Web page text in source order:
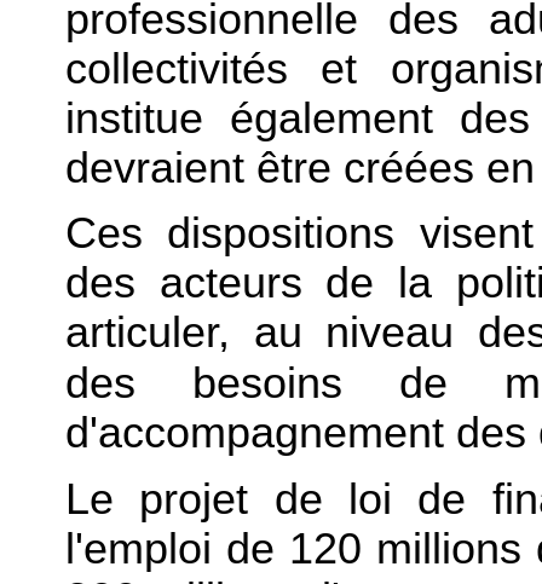
professionnelle des
collectivités et
institue également
devraient être créées
Ces dispositions
des acteurs de la
articuler, au niveau
des besoins de
d'accompagnement
Le projet de loi de
l'emploi de 120